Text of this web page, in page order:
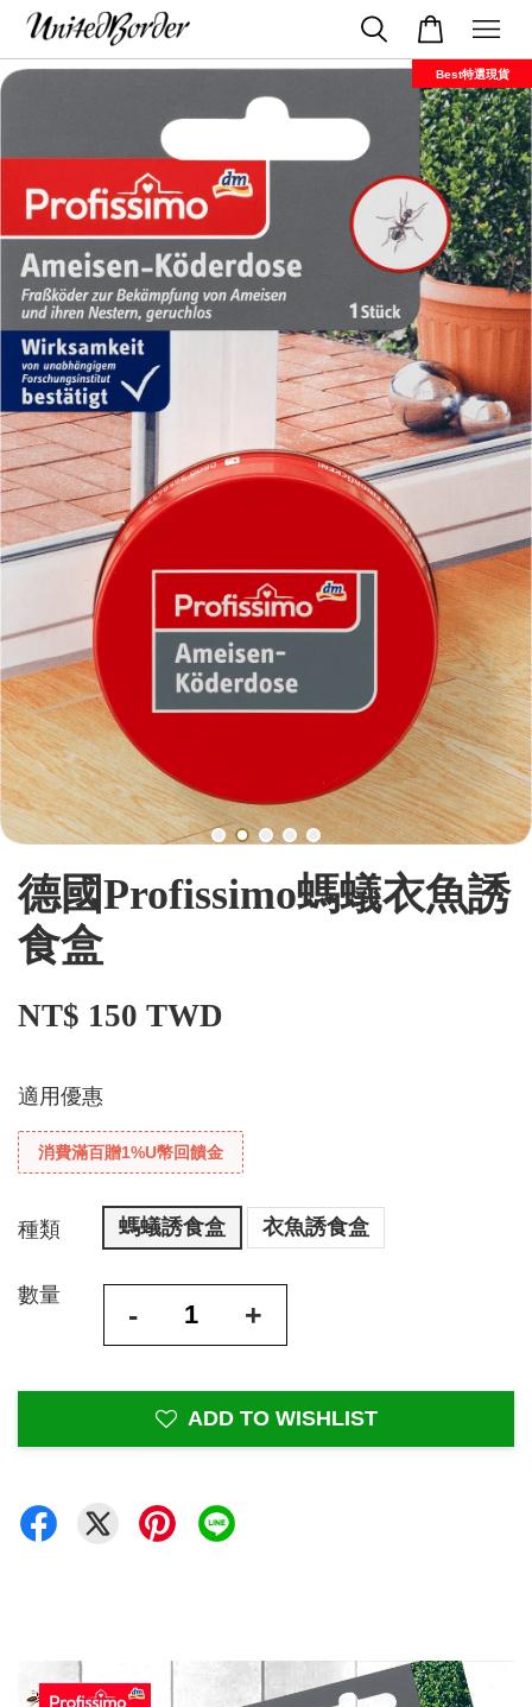
Best特選現貨
德國Profissimo螞蟻衣魚誘
食盒
NT$ 150 TWD
適用優惠
消費滿百贈1%U幣回饋金
種類 螞蟻誘食盒 衣魚誘食盒
數量
- +
ADD TO WISHLIST